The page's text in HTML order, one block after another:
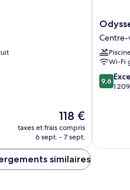
Le
nouveau
prix
de
118 €
taxes et frais compris
6 sept. - 7 sept.
Rooms
Centre-
ville
Centre-
Wi-Fi
9.6
sur
9,6
1
similaires